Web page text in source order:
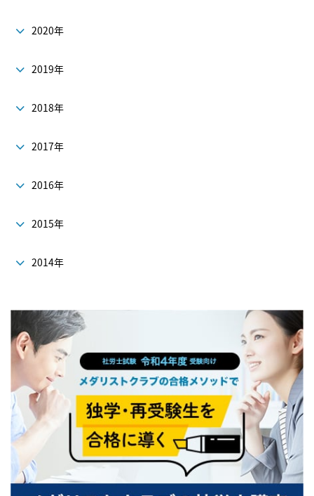
2020年
2019年
2018年
2017年
2016年
2015年
2014年